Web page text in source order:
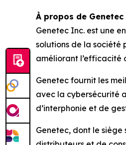
À propos de Genetec
Genetec Inc. est une
solutions de la société
améliorant l’efficacité
Genetec fournit les
avec la cybersécurité
d’interphonie et de
Genetec, dont le